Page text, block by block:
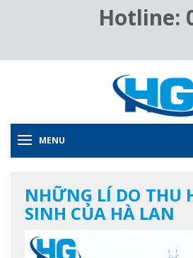
Hotline:
MENU
NHỮNG LÍ DO THU
SINH CỦA HÀ LAN